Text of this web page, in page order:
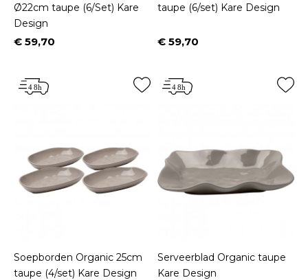
Ø22cm taupe (6/Set) Kare
Design
Prijs
€ 59,70
taupe (6/set) Kare Design
Prijs
€ 59,70
Soepborden Organic 25cm
taupe (4/set) Kare Design
Serveerblad Organic taupe
Kare Design